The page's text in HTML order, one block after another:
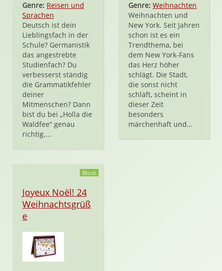
Genre: Reisen und
Sprachen
Deutsch ist dein
Lieblingsfach in der
Schule? Germanistik
das angestrebte
Studienfach? Du
verbesserst ständig
die Grammatikfehler
deiner
Mitmenschen? Dann
bist du bei „Holla die
Waldfee“ genau
richtig....
Genre: Weihnachten
Weihnachten und
New York. Seit Jahren
schon ist es ein
Trendthema, bei
dem New York-Fans
das Herz höher
schlägt. Die Stadt,
die sonst nicht
schläft, scheint in
dieser Zeit
besonders
märchenhaft und...
Block
Joyeux Noël! 24
Weihnachtsgrüß
e